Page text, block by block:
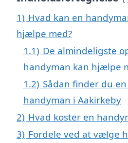
1) Hvad kan en
hjælpe med?
1.1) De almindeligste
handyman kan hjælpe
1.2) Sådan finder du
handyman i Aakirkeby
2) Hvad koster en
3) Fordele ved at vælge